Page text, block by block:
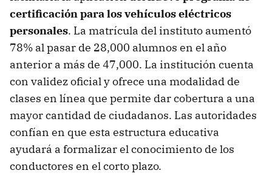
certificación para los vehículos eléctricos
personales. La matrícula del instituto aumentó
78% al pasar de 28,000 alumnos en el año
anterior a más de 47,000. La institución cuenta
con validez oficial y ofrece una modalidad de
clases en línea que permite dar cobertura a una
mayor cantidad de ciudadanos. Las autoridades
confían en que esta estructura educativa
ayudará a formalizar el conocimiento de los
conductores en el corto plazo.